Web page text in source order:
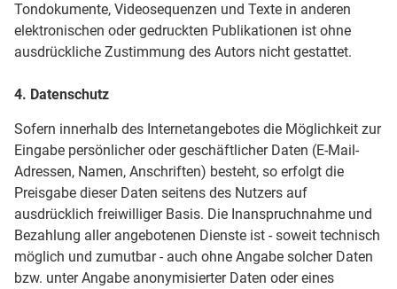
Tondokumente, Videosequenzen und Texte in anderen
elektronischen oder gedruckten Publikationen ist ohne
ausdrückliche Zustimmung des Autors nicht gestattet.
4. Datenschutz
Sofern innerhalb des Internetangebotes die Möglichkeit zur
Eingabe persönlicher oder geschäftlicher Daten (E-Mail-
Adressen, Namen, Anschriften) besteht, so erfolgt die
Preisgabe dieser Daten seitens des Nutzers auf
ausdrücklich freiwilliger Basis. Die Inanspruchnahme und
Bezahlung aller angebotenen Dienste ist - soweit technisch
möglich und zumutbar - auch ohne Angabe solcher Daten
bzw. unter Angabe anonymisierter Daten oder eines